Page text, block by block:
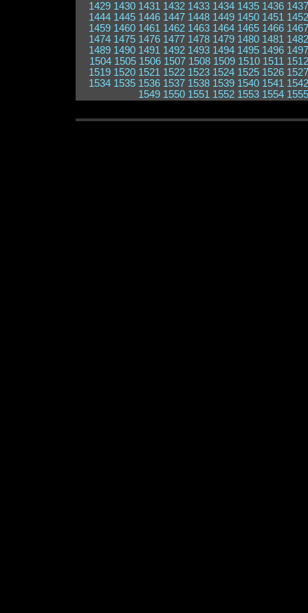
1429 1430 1431 1432 1433 1434 1435 1436 1437
1444 1445 1446 1447 1448 1449 1450 1451 1452
1459 1460 1461 1462 1463 1464 1465 1466 1467
1474 1475 1476 1477 1478 1479 1480 1481 1482
1489 1490 1491 1492 1493 1494 1495 1496 1497
1504 1505 1506 1507 1508 1509 1510 1511 1512
1519 1520 1521 1522 1523 1524 1525 1526 1527
1534 1535 1536 1537 1538 1539 1540 1541 1542
1549 1550 1551 1552 1553 1554 1555